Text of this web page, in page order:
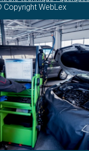
Copyright WebLex